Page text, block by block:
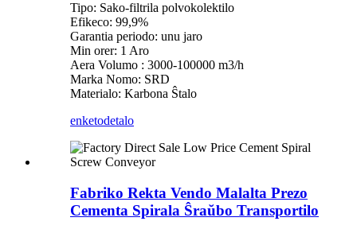
Tipo: Sako-filtrila polvokolektilo
Efikeco: 99,9%
Garantia periodo: unu jaro
Min orer: 1 Aro
Aera Volumo : 3000-100000 m3/h
Marka Nomo: SRD
Materialo: Karbona Ŝtalo
enketodetalo
Fabriko Rekta Vendo Malalta Prezo
Cementa Spirala Ŝraŭbo Transportilo